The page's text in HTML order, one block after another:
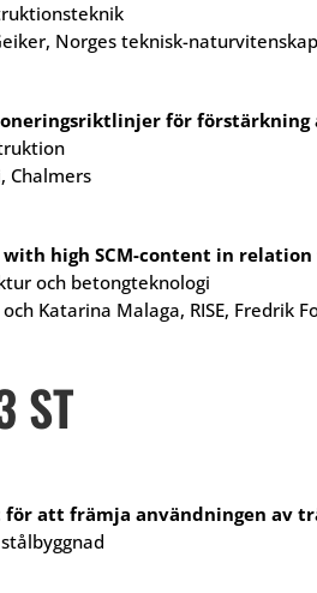
Norges teknisk-
för
Chalmers
high SCM-content in
och betongteknologi
Katarina Malaga, RISE, Fredrik
ST
att främja användningen av